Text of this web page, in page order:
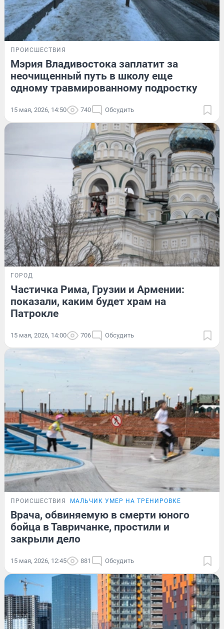
ПРОИСШЕСТВИЯ
Мэрия Владивостока заплатит за
неочищенный путь в школу еще
одному травмированному подростку
15 мая, 2026, 14:50 740 Обсудить
ГОРОД
Частичка Рима, Грузии и Армении:
показали, каким будет храм на
Патрокле
15 мая, 2026, 14:00 706 Обсудить
ПРОИСШЕСТВИЯ МАЛЬЧИК УМЕР НА ТРЕНИРОВКЕ
Врача, обвиняемую в смерти юного
бойца в Тавричанке, простили и
закрыли дело
15 мая, 2026, 12:45 881 Обсудить